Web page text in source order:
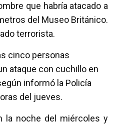
m
p
tir
que habría atacado a
del Museo Británico.
terrorista.
cinco personas
ataque con cuchillo en
informó la Policía
del jueves.
la noche del miércoles y